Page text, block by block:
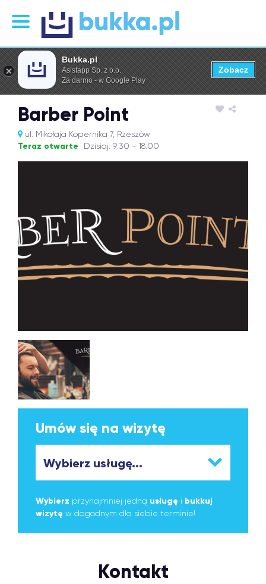
Barber Point
ul. Mikołaja Kopernika 7, Rzeszów
Teraz otwarte Dzisiaj: 9:30 - 18:00
Umów się na wizytę
Wybierz przynajmniej jedną usługę i bukkuj
wizytę w dogodnym dla siebie terminie!
Kontakt
Bukka.pl
Asistapp Sp. z o.o.
Za darmo - w Google Play
Zobacz